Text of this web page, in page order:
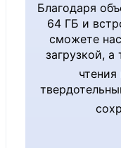
Благодаря
64 ГБ и
сможете
загрузкой,
чтения